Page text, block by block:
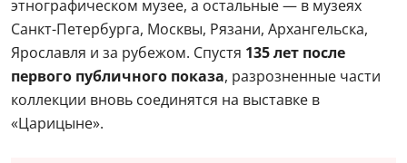
этнографическом музее, а остальные — в музеях
Санкт-Петербурга, Москвы, Рязани, Архангельска,
Ярославля и за рубежом. Спустя 135 лет после
первого публичного показа, разрозненные части
коллекции вновь соединятся на выставке в
«Царицыне».